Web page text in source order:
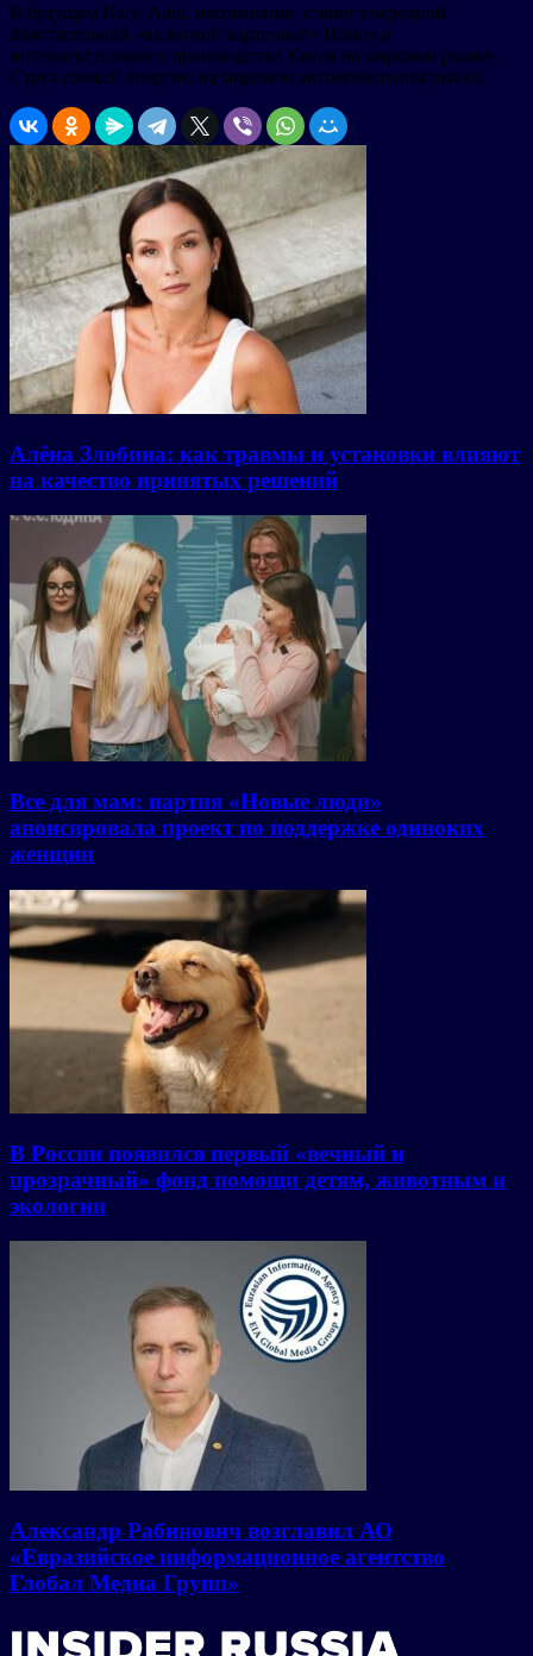
В будущем Kaiyi Auto, несомненно, станет очередной
блистательной «визитной карточкой» Ибиня и
интеллектуального производства Китая на мировом рынке.
Струя свежей энергии на мировом автомобильном рынке.
Алёна Злобина: как травмы и установки влияют
на качество принятых решений
Все для мам: партия «Новые люди»
анонсировала проект по поддержке одиноких
женщин
В России появился первый «вечный и
прозрачный» фонд помощи детям, животным и
экологии
Александр Рабинович возглавил АО
«Евразийское информационное агентство
Глобал Медиа Групп»